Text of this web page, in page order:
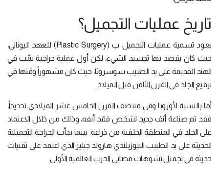
تاريخ عمليات التجميل؟
يعود تسمية عمليات التجميل ب (Plastic Surgery) للعهد اليوناني،
حيث كان يقصد بها تجسيد الشيء، لكن أول عملية جراحية تمّت في
الهند القديمة على يد الطبيب سوسروثا، حيث كان مشهوراً وقتها في
ترقيع الجلد في القرن الثامن قبل الميلاد.
أما بالنسبة لأوروبا وفي منتصف القرن الخامس عشر الميلادي تحديداً،
فقد تم صناعة أنف جديد لشخص فقد أنفه، وذلك من خلال الاعتماد
على الجلد في المنطقة الخلفية من ذراعه. بينما بدأت الجراحة التجميلية
الحديثة على يد الطبيب النيوزيلندي هارولد جيليز الذي اعتمد على تقنيات
حديثة في تجميل تشوهات مصابي الحرب العالمية الأولى.